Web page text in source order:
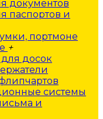
и
портмоне
+
досок
системы
и